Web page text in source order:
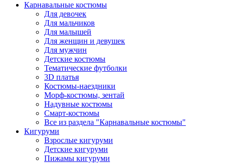
Карнавальные костюмы
Для девочек
Для мальчиков
Для малышей
Для женщин и девушек
Для мужчин
Детские костюмы
Тематические футболки
3D платья
Костюмы-наездники
Морф-костюмы, зентай
Надувные костюмы
Смарт-костюмы
Все из раздела "Карнавальные костюмы"
Кигуруми
Взрослые кигуруми
Детские кигуруми
Пижамы кигуруми